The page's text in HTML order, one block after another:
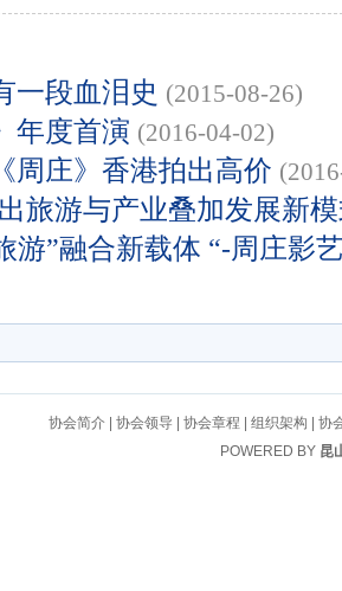
一段血泪史 (2015-08-26)
年度首演 (2016-04-02)
周庄》香港拍出高价
旅游与产业叠加发展新
游”融合新载体 “-周庄影
协会简介 |协会领导 |协会章程 |组织架构 |协
POWERED BY 昆